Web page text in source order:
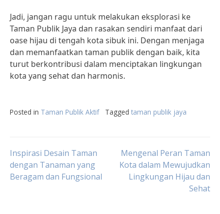
Jadi, jangan ragu untuk melakukan eksplorasi ke
Taman Publik Jaya dan rasakan sendiri manfaat dari
oase hijau di tengah kota sibuk ini. Dengan menjaga
dan memanfaatkan taman publik dengan baik, kita
turut berkontribusi dalam menciptakan lingkungan
kota yang sehat dan harmonis.
Posted in Taman Publik Aktif Tagged taman publik jaya
Post
navigation
Inspirasi Desain Taman
dengan Tanaman yang
Beragam dan Fungsional
Mengenal Peran Taman
Kota dalam Mewujudkan
Lingkungan Hijau dan
Sehat